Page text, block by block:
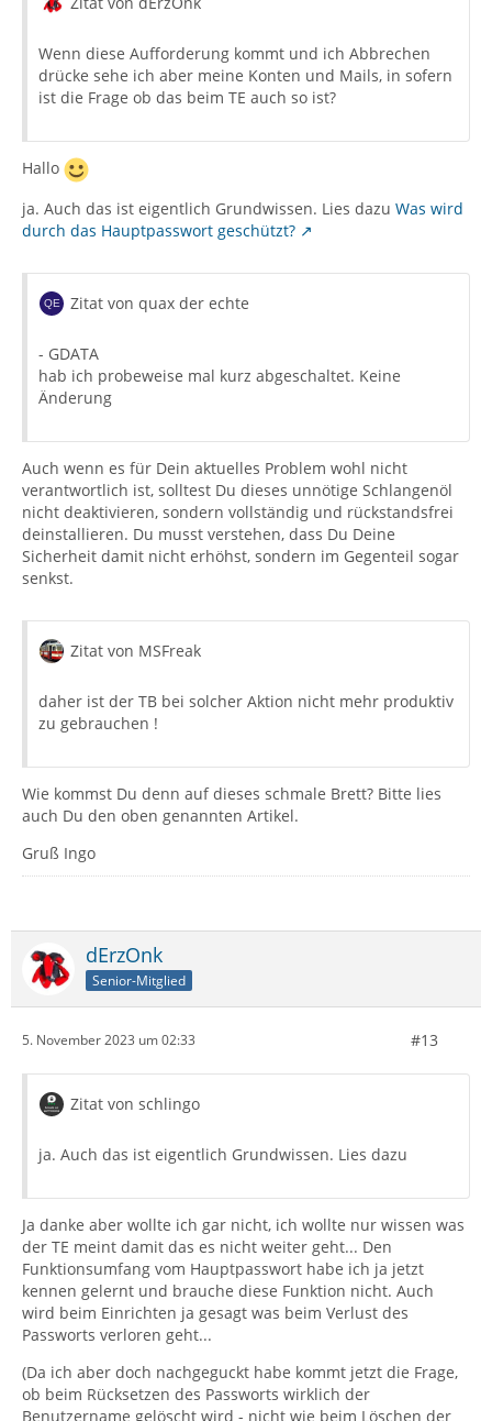
Wenn diese Aufforderung kommt und ich Abbrechen
drücke sehe ich aber meine Konten und Mails, in sofern
ist die Frage ob das beim TE auch so ist?
Hallo
ja. Auch das ist eigentlich Grundwissen. Lies dazu Was wird
durch das Hauptpasswort geschützt?
Zitat von quax der echte
- GDATA
hab ich probeweise mal kurz abgeschaltet. Keine
Änderung
Auch wenn es für Dein aktuelles Problem wohl nicht
verantwortlich ist, solltest Du dieses unnötige Schlangenöl
nicht deaktivieren, sondern vollständig und rückstandsfrei
deinstallieren. Du musst verstehen, dass Du Deine
Sicherheit damit nicht erhöhst, sondern im Gegenteil sogar
senkst.
Zitat von MSFreak
daher ist der TB bei solcher Aktion nicht mehr produktiv
zu gebrauchen !
Wie kommst Du denn auf dieses schmale Brett? Bitte lies
auch Du den oben genannten Artikel.
Gruß Ingo
dErzOnk
Senior-Mitglied
5. November 2023 um 02:33 #13
Zitat von schlingo
ja. Auch das ist eigentlich Grundwissen. Lies dazu
Ja danke aber wollte ich gar nicht, ich wollte nur wissen was
der TE meint damit das es nicht weiter geht... Den
Funktionsumfang vom Hauptpasswort habe ich ja jetzt
kennen gelernt und brauche diese Funktion nicht. Auch
wird beim Einrichten ja gesagt was beim Verlust des
Passworts verloren geht...
(Da ich aber doch nachgeguckt habe kommt jetzt die Frage,
ob beim Rücksetzen des Passworts wirklich der
Benutzername gelöscht wird - nicht wie beim Löschen der